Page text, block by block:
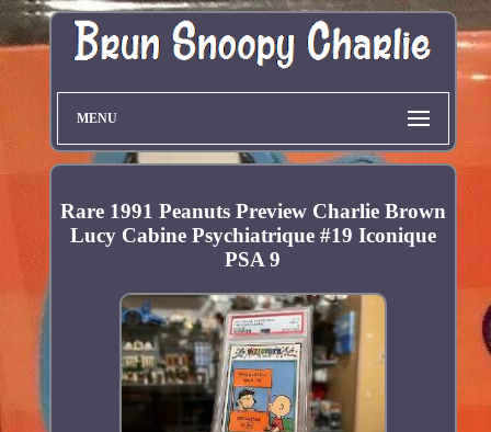
MENU
Rare 1991 Peanuts Preview Charlie Brown
Lucy Cabine Psychiatrique #19 Iconique
PSA 9